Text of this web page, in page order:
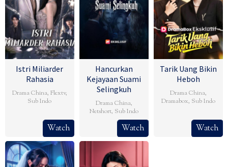
Istri Miliarder
Rahasia
Drama China, Flextv,
Sub Indo
Watch
Hancurkan
Kejayaan Suami
Selingkuh
Drama China,
Netshort, Sub Indo
Watch
Tarik Uang Bikin
Heboh
Drama China,
Dramabox, Sub Indo
Watch